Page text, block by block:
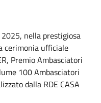
nella prestigiosa
cerimonia ufficiale
Premio Ambasciatori
100 Ambasciatori
dalla RDE CASA